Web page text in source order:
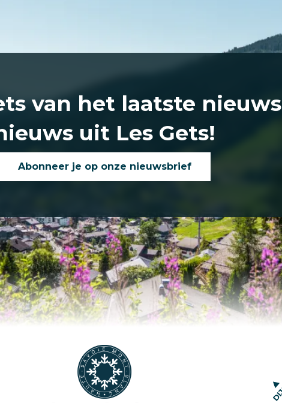
van het laatste nieuws
uit Les Gets!
Abonneer je op onze nieuwsbrief